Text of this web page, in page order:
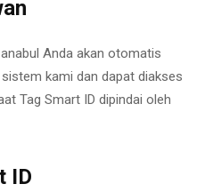
Anda akan otomatis
kami dan dapat diakses
Tag Smart ID dipindai oleh
ID